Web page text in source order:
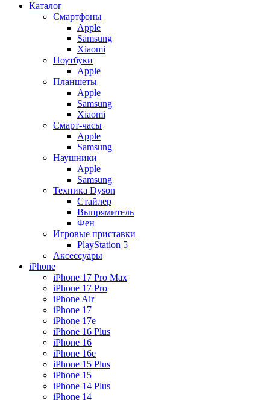
Каталог
Смартфоны
Apple
Samsung
Xiaomi
Ноутбуки
Apple
Планшеты
Apple
Samsung
Xiaomi
Смарт-часы
Apple
Samsung
Наушники
Apple
Samsung
Техника Dyson
Стайлер
Выпрямитель
Фен
Игровые приставки
PlayStation 5
Аксессуары
iPhone
iPhone 17 Pro Max
iPhone 17 Pro
iPhone Air
iPhone 17
iPhone 17e
iPhone 16 Plus
iPhone 16
iPhone 16e
iPhone 15 Plus
iPhone 15
iPhone 14 Plus
iPhone 14